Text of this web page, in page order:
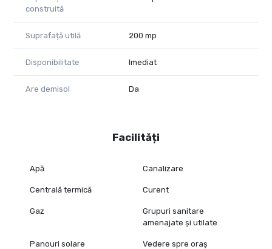
pentru utilizare proprie, cât și pentru investiție.
Pentru mai multe detalii sau programarea unei vizionări,
contactați-ne!
Adina Baciș-consultant imobiliar Propertylab
Telefon : 0767103967
construită
Suprafață utilă 200 mp
Disponibilitate Imediat
Are demisol Da
Facilități
Apă Canalizare
Centrală termică Curent
Gaz
Grupuri sanitare
amenajate și utilate
Panouri solare Vedere spre oraș